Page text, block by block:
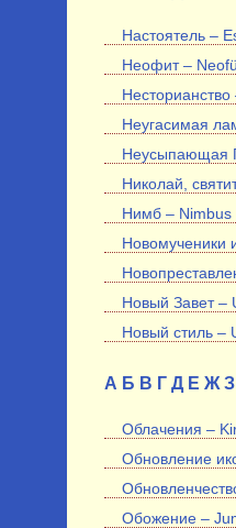
Настоятель –
Неофит –
Неугасимая
Неусыпающая
Николай,
Нимб – Nimbus
Новомученики
Новый Завет –
Новый стиль –
А Б В Г Д Е Ж З
Облачения –
Обновление
Обожение –